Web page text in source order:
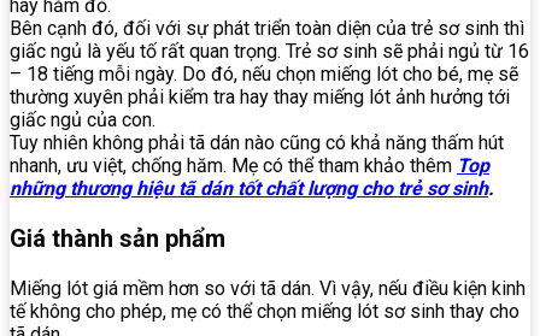
hay hăm đỏ.
Bên cạnh đó, đối với sự phát triển toàn diện của trẻ sơ sinh thì
giấc ngủ là yếu tố rất quan trọng. Trẻ sơ sinh sẽ phải ngủ từ 16
– 18 tiếng mỗi ngày. Do đó, nếu chọn miếng lót cho bé, mẹ sẽ
thường xuyên phải kiểm tra hay thay miếng lót ảnh hưởng tới
giấc ngủ của con.
Tuy nhiên không phải tã dán nào cũng có khả năng thấm hút
nhanh, ưu việt, chống hăm. Mẹ có thể tham khảo thêm Top
những thương hiệu tã dán tốt chất lượng cho trẻ sơ sinh.
Giá thành sản phẩm
Miếng lót giá mềm hơn so với tã dán. Vì vậy, nếu điều kiện kinh
tế không cho phép, mẹ có thể chọn miếng lót sơ sinh thay cho